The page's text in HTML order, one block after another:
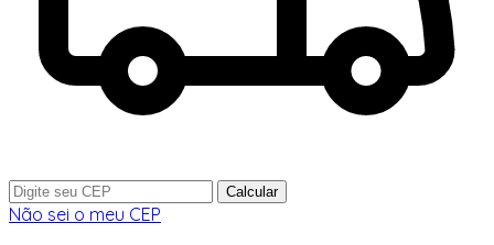
Calcular
Não sei o meu CEP